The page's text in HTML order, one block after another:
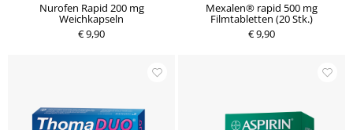
Nurofen Rapid 200 mg
Weichkapseln
€ 9,90
Mexalen® rapid 500 mg
Filmtabletten (20 Stk.)
€ 9,90